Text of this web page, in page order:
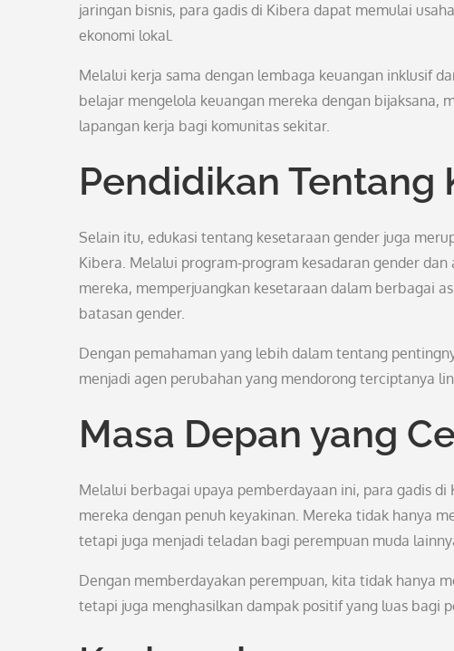
jaringan bisnis, para gadis di Kibera dapat memulai
ekonomi lokal.
Melalui kerja sama dengan lembaga keuangan inklusif
belajar mengelola keuangan mereka dengan bijaksana,
lapangan kerja bagi komunitas sekitar.
Pendidikan Tentang
Selain itu, edukasi tentang kesetaraan gender juga
Kibera. Melalui program-program kesadaran gender
mereka, memperjuangkan kesetaraan dalam berbagai
batasan gender.
Dengan pemahaman yang lebih dalam tentang
menjadi agen perubahan yang mendorong terciptanya
Masa Depan yang
Melalui berbagai upaya pemberdayaan ini, para gadis
mereka dengan penuh keyakinan. Mereka tidak hanya
tetapi juga menjadi teladan bagi perempuan muda
Dengan memberdayakan perempuan, kita tidak hanya
tetapi juga menghasilkan dampak positif yang luas bagi